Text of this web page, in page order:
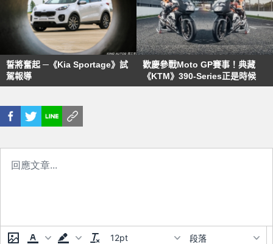
誓將奮起 ─《Kia Sportage》試
駕報導
歡慶參戰Moto GP賽事！典藏
《KTM》390-Series正是時候
12pt 段落